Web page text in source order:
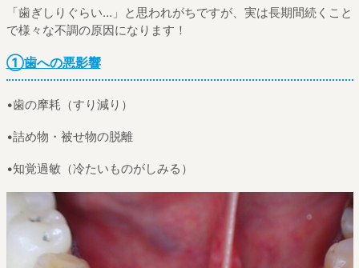
「歯ぎしりぐらい…」と思われがちですが、実は長期間続くこと
で様々な不調の原因になります！
①歯への悪影響
•歯の摩耗（すり減り）
•詰め物・被せ物の脱離
•知覚過敏（冷たいものがしみる）